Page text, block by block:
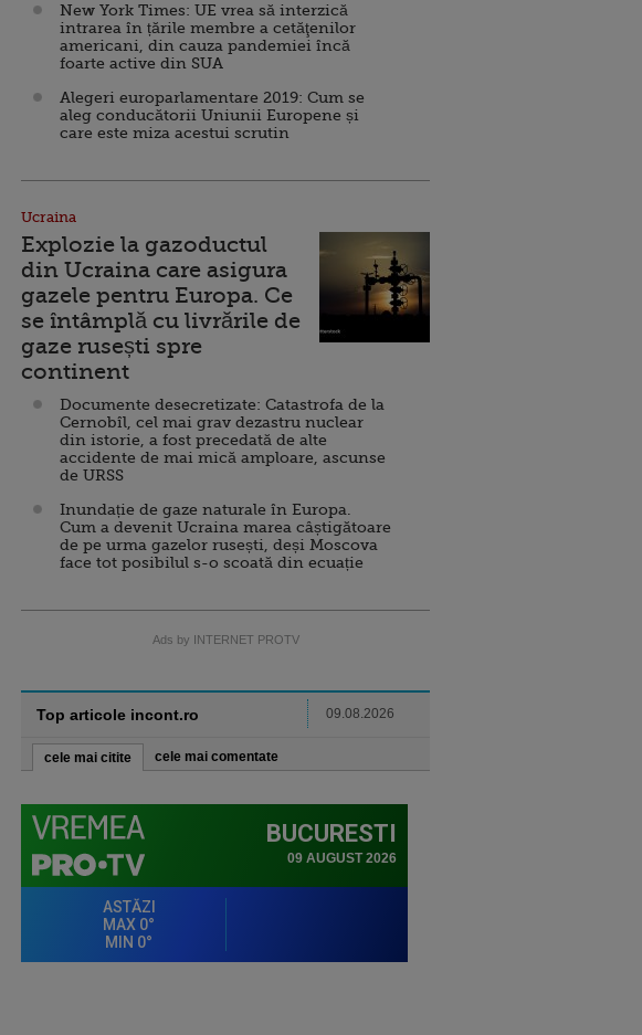
New York Times: UE vrea să interzică
intrarea în țările membre a cetăţenilor
americani, din cauza pandemiei încă
foarte active din SUA
Alegeri europarlamentare 2019: Cum se
aleg conducătorii Uniunii Europene și
care este miza acestui scrutin
Ucraina
Explozie la gazoductul
din Ucraina care asigura
gazele pentru Europa. Ce
se întâmplă cu livrările de
gaze rusești spre
continent
Documente desecretizate: Catastrofa de la
Cernobîl, cel mai grav dezastru nuclear
din istorie, a fost precedată de alte
accidente de mai mică amploare, ascunse
de URSS
Inundație de gaze naturale în Europa.
Cum a devenit Ucraina marea câștigătoare
de pe urma gazelor rusești, deși Moscova
face tot posibilul s-o scoată din ecuație
Ads by INTERNET PROTV
Top articole incont.ro 09.08.2026
cele mai citite cele mai comentate